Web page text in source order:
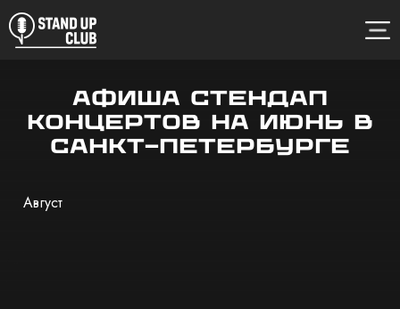
Афиша стендап
концертов на июнь в
Санкт-Петербурге
Август